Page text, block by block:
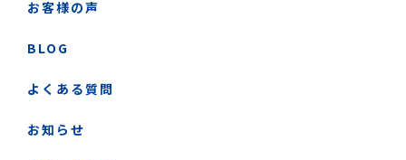
お客様の声
BLOG
よくある質問
お知らせ